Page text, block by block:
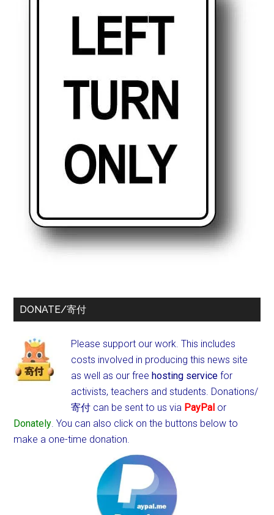
DONATE/寄付
Please support our work. This includes
costs involved in producing this news site
as well as our freehosting service for
activists, teachers and students. Donations/
寄付 can be sent to us via PayPal or
Donately. You can also click on the buttons below to
make a one-time donation.